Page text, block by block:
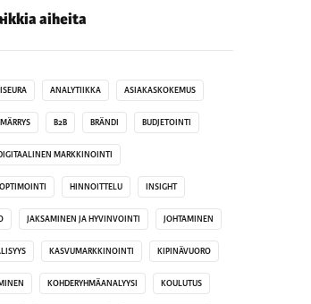
aiheita
ANALYTIIKKA ASIAKASKOKEMUS
B2B BRÄNDI BUDJETOINTI
MARKKINOINTI
HINNOITTELU INSIGHT
JAKSAMINEN JA HYVINVOINTI JOHTAMINEN
KASVUMARKKINOINTI KIPINÄVUORO
KOHDERYHMÄANALYYSI KOULUTUS